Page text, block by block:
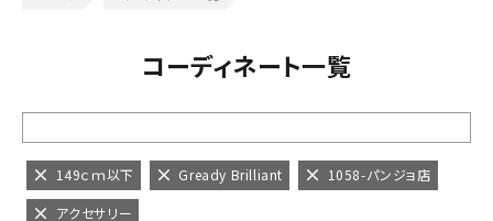
コーディネート一覧
149ｃｍ以下 Gready Brilliant 1058-パンジョ店
アクセサリー